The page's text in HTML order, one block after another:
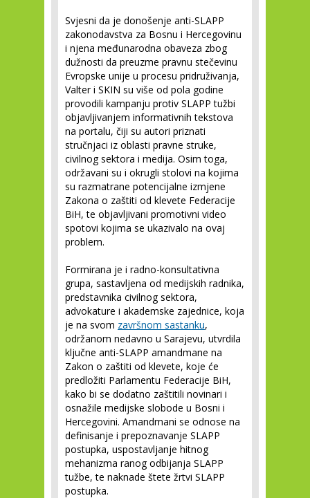
Svjesni da je donošenje anti-SLAPP
zakonodavstva za Bosnu i Hercegovinu
i njena međunarodna obaveza zbog
dužnosti da preuzme pravnu stečevinu
Evropske unije u procesu pridruživanja,
Valter i SKIN su više od pola godine
provodili kampanju protiv SLAPP tužbi
objavljivanjem informativnih tekstova
na portalu, čiji su autori priznati
stručnjaci iz oblasti pravne struke,
civilnog sektora i medija. Osim toga,
održavani su i okrugli stolovi na kojima
su razmatrane potencijalne izmjene
Zakona o zaštiti od klevete Federacije
BiH, te objavljivani promotivni video
spotovi kojima se ukazivalo na ovaj
problem.
Formirana je i radno-konsultativna
grupa, sastavljena od medijskih radnika,
predstavnika civilnog sektora,
advokature i akademske zajednice, koja
je na svom završnom sastanku,
održanom nedavno u Sarajevu, utvrdila
ključne anti-SLAPP amandmane na
Zakon o zaštiti od klevete, koje će
predložiti Parlamentu Federacije BiH,
kako bi se dodatno zaštitili novinari i
osnažile medijske slobode u Bosni i
Hercegovini. Amandmani se odnose na
definisanje i prepoznavanje SLAPP
postupka, uspostavljanje hitnog
mehanizma ranog odbijanja SLAPP
tužbe, te naknade štete žrtvi SLAPP
postupka.